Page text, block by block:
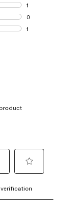
0 reviews with 4
1
1 review with 3
0
0 reviews with 2
1
to
rate
verification